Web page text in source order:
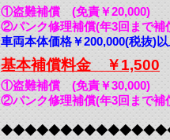
①盗難補償 (免責￥20,000)
②パンク修理補償(年3回まで補
車両本体価格￥200,000(税抜)以
基本補償料金 ￥1,500
①盗難補償 (免責￥30,000)
②パンク修理補償(年3回まで補